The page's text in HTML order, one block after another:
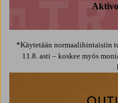
*Käytetään normaalihintaisiin
11.8. asti – koskee myös